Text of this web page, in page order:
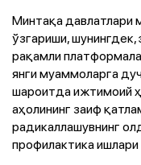
Минтақа давлатлари
ўзгариши,
рақамли
янги муаммоларга
шароитда ижтимоий
аҳолининг заиф
радикаллашувнинг
профилактика